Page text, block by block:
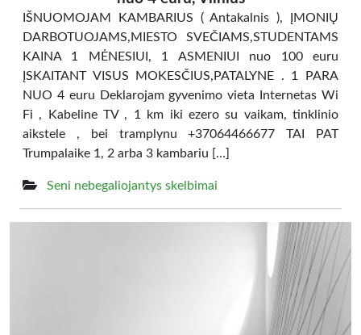
IŠNUOMOJAM KAMBARIUS ( Antakalnis ), ĮMONIŲ
DARBOTUOJAMS,MIESTO SVEČIAMS,STUDENTAMS
KAINA 1 MĖNESIUI, 1 ASMENIUI nuo 100 euru
ĮSKAITANT VISUS MOKESČIUS,PATALYNE . 1 PARA
NUO 4 euru Deklarojam gyvenimo vieta Internetas Wi
Fi , Kabeline TV , 1 km iki ezero su vaikam, tinklinio
aikstele , bei tramplynu +37064466677 TAI PAT
Trumpalaike 1, 2 arba 3 kambariu […]
Seni nebegaliojantys skelbimai